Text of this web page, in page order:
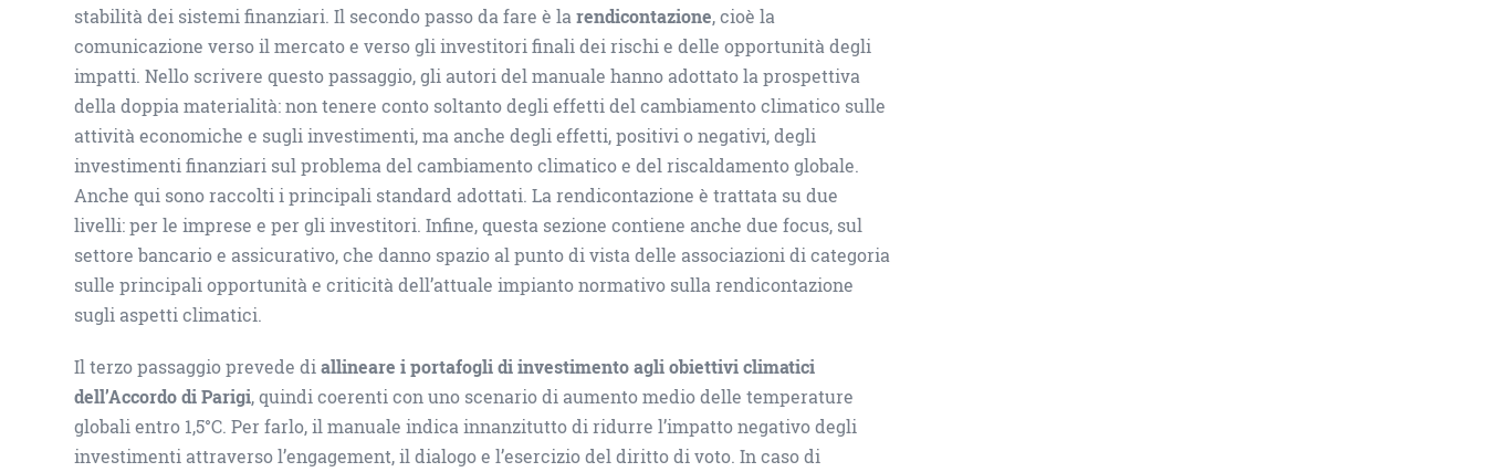
stabilità dei sistemi finanziari. Il secondo passo da fare è larendicontazione, cioè la
comunicazione verso il mercato e verso gli investitori finali dei rischi e delle opportunità degli
impatti. Nello scrivere questo passaggio, gli autori del manuale hanno adottato la prospettiva
della doppia materialità: non tenere conto soltanto degli effetti del cambiamento climatico sulle
attività economiche e sugli investimenti, ma anche degli effetti, positivi o negativi, degli
investimenti finanziari sul problema del cambiamento climatico e del riscaldamento globale.
Anche qui sono raccolti i principali standard adottati. La rendicontazione è trattata su due
livelli: per le imprese e per gli investitori. Infine, questa sezione contiene anche due focus, sul
settore bancario e assicurativo, che danno spazio al punto di vista delle associazioni di categoria
sulle principali opportunità e criticità dell’attuale impianto normativo sulla rendicontazione
sugli aspetti climatici.
Il terzo passaggio prevede diallineare i portafogli di investimento agli obiettivi climatici
dell’Accordo di Parigi, quindi coerenti con uno scenario di aumento medio delle temperature
globali entro 1,5°C. Per farlo, il manuale indica innanzitutto di ridurre l’impatto negativo degli
investimenti attraverso l’engagement, il dialogo e l’esercizio del diritto di voto. In caso di